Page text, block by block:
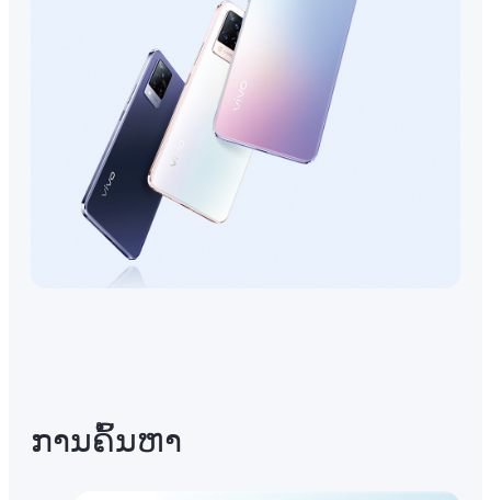
ການ​ຄົ້ນ​ຫາ